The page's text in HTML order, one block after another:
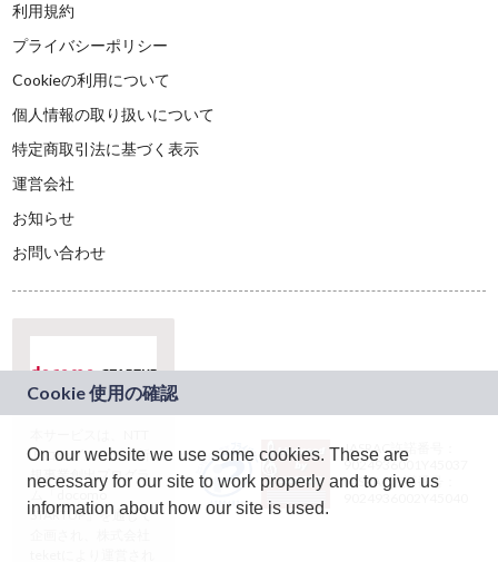
利用規約
プライバシーポリシー
Cookieの利用について
個人情報の取り扱いについて
特定商取引法に基づく表示
運営会社
お知らせ
お問い合わせ
ドコモグループの新
規事業創出プログラ
ム「docomo
STARTUP」を通じて
JASRAC許諾番号：
9024936001Y45037
JASRAC許諾番号：
On our website we use some cookies. These are
necessary for our site to work properly and to give us
information about how our site is used.